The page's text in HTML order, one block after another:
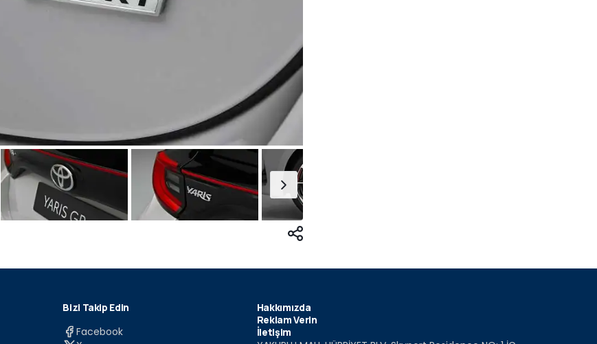
Bizi Takip Edin
Facebook
Hakkımızda
Reklam Verin
İletişim